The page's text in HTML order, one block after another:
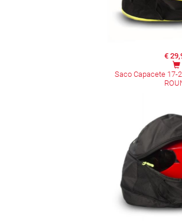
€
Saco Capacete 17-